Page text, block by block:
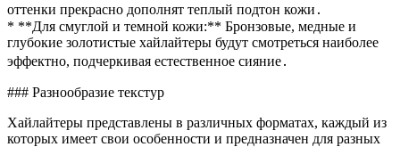
оттенки прекрасно дополнят теплый подтон кожи․
* **Для смуглой и темной кожи:** Бронзовые, медные и
глубокие золотистые хайлайтеры будут смотреться наиболее
эффектно, подчеркивая естественное сияние․
### Разнообразие текстур
Хайлайтеры представлены в различных форматах, каждый из
которых имеет свои особенности и предназначен для разных